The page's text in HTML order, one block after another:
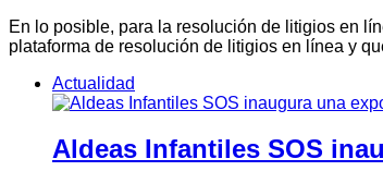
En lo posible, para la resolución de litigios en
plataforma de resolución de litigios en línea y
Actualidad
Aldeas Infantiles SOS